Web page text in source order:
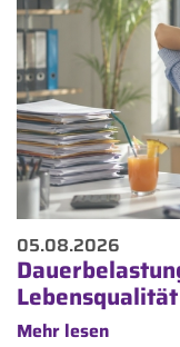
05.08.2026
Mehr lesen